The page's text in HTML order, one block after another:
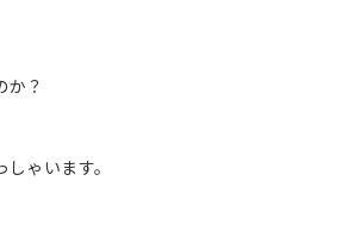
か？
ゃいます。